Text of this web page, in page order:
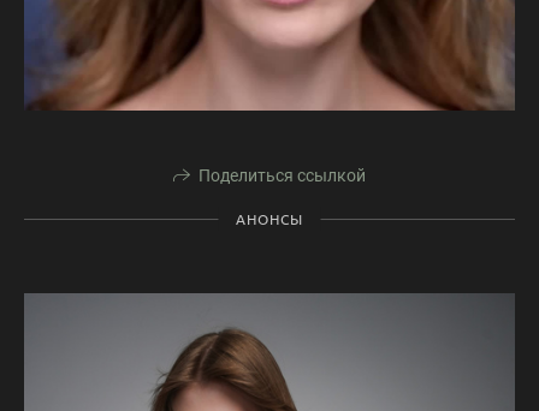
Поделиться ссылкой
АНОНСЫ